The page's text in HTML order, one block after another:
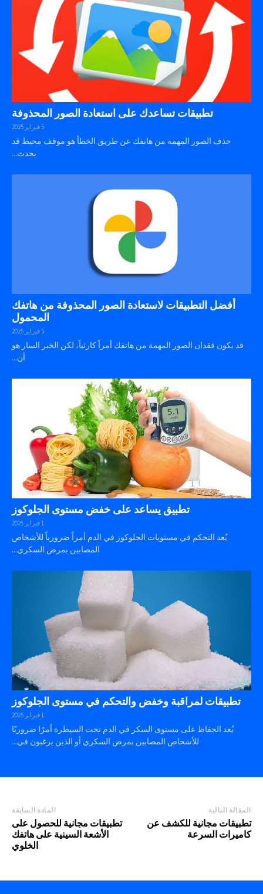
تطبيقات تساعدك على استعادة الصور المحذوفة
5 فبراير 2025
حذف الصور المهمة من هاتفك عن طريق الخطأ هو موقف محبط قد
يحدث...
أفضل التطبيقات لاستعادة الصور المحذوفة من هاتفك
المحمول
5 فبراير 2025
قد يكون فقدان الصور المهمة من هاتفك أمراً كارثياً، لكن الخبر السار هو
أن...
تطبيق يساعد على خفض مستوى الجلوكوز
1 فبراير 2025
يُعد التحكم في مستويات الجلوكوز في الدم أمراً ضرورياً للأشخاص
المصابين بمرض السكري...
تطبيقات لمراقبة وخفض والتحكم في مستوى الجلوكوز
1 فبراير 2025
يُعد الحفاظ على مستوى السكر في الدم تحت السيطرة أمرًا ضروريًا
للأشخاص المصابين بمرض السكري أو الذين يرغبون في...
المادة السابقة
تطبيقات مجانية للحصول على
الأشعة السينية على هاتفك
الخلوي
المقالة التالية
تطبيقات مجانية للكشف عن
كاميرات السرعة